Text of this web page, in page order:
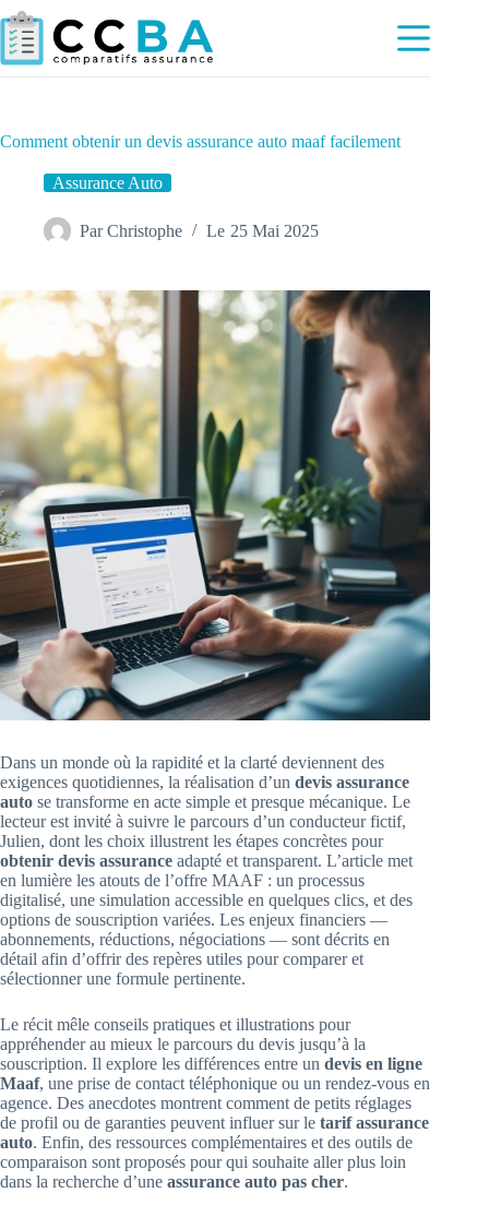
Passer
au
contenu
Comment obtenir un devis assurance auto maaf facilement
Assurance Auto
Par Christophe Le 25 Mai 2025
Dans un monde où la rapidité et la clarté deviennent des
exigences quotidiennes, la réalisation d’un devis assurance
auto se transforme en acte simple et presque mécanique. Le
lecteur est invité à suivre le parcours d’un conducteur fictif,
Julien, dont les choix illustrent les étapes concrètes pour
obtenir devis assurance adapté et transparent. L’article met
en lumière les atouts de l’offre MAAF : un processus
digitalisé, une simulation accessible en quelques clics, et des
options de souscription variées. Les enjeux financiers —
abonnements, réductions, négociations — sont décrits en
détail afin d’offrir des repères utiles pour comparer et
sélectionner une formule pertinente.
Le récit mêle conseils pratiques et illustrations pour
appréhender au mieux le parcours du devis jusqu’à la
souscription. Il explore les différences entre un devis en ligne
Maaf, une prise de contact téléphonique ou un rendez-vous en
agence. Des anecdotes montrent comment de petits réglages
de profil ou de garanties peuvent influer sur le tarif assurance
auto. Enfin, des ressources complémentaires et des outils de
comparaison sont proposés pour qui souhaite aller plus loin
dans la recherche d’une assurance auto pas cher.